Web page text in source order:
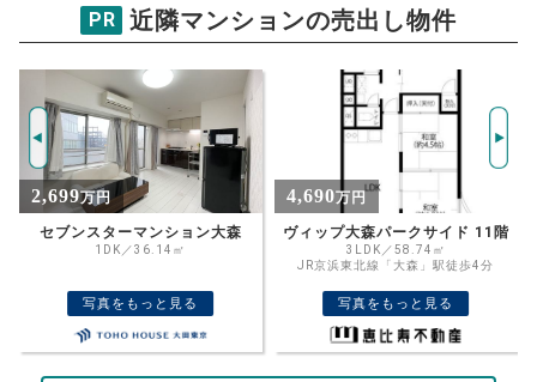
物件価格
ご希望の
返済期間
年
住宅ローン
金利
%
ボーナス
返済金額
万円
田園パークマンション
試算条件 82㎡・4階
推定売却価格：4649 万円
資金計画のために査定額や希望売却価
格を入力して活用するのもおすすめ◎
売却価格
万円
PR 近隣マンションの売出し物件
4,690万円
ヴィップ大森パークサイド 11階
3LDK／58.74㎡
写真をもっと見る
2,780万円
恒陽馬込マンション
2DK／43.50㎡
写真をもっと見る